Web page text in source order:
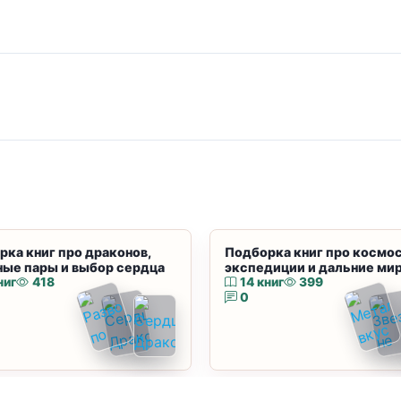
книг про драконов,
пары и выбор сердца
418
Подборка книг про
экспедиции и дальние
14 книг
399
0